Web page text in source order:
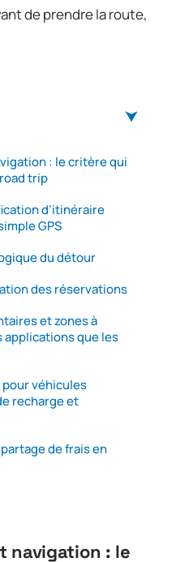
de prendre la route,
: le critère qui
trip
d’itinéraire
GPS
du détour
des réservations
et zones à
applications que les
véhicules
recharge et
de frais en
navigation : le